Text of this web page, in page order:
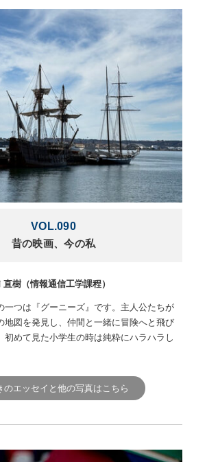
VOL.090
昔の映画、今の私
樹（情報通信工学課程）
つは『グーニーズ』です。主人公たちが
地図を発見し、仲間と一緒に冒険へと飛び
初めて見た小学生の時は純粋にハラハラし
のエッセイと他の写真はこちら